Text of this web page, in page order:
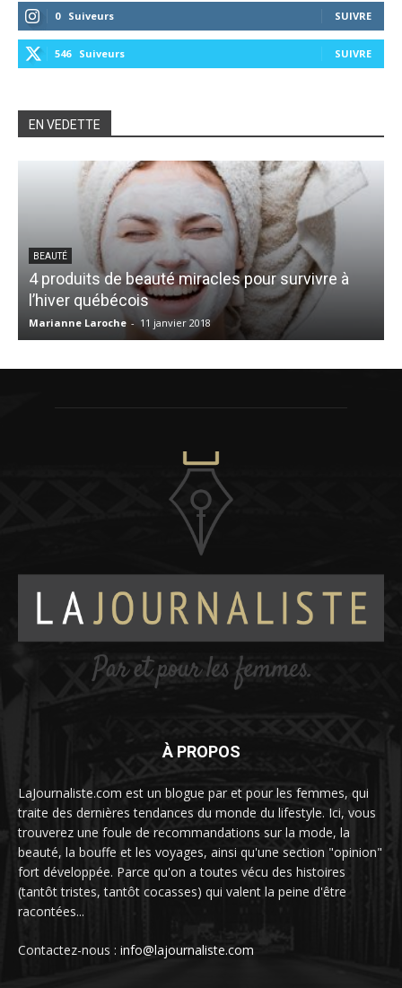
0 Suiveurs SUIVRE
546 Suiveurs SUIVRE
EN VEDETTE
BEAUTÉ
4 produits de beauté miracles pour survivre à
l’hiver québécois
Marianne Laroche - 11 janvier 2018
À PROPOS
LaJournaliste.com est un blogue par et pour les femmes, qui
traite des dernières tendances du monde du lifestyle. Ici, vous
trouverez une foule de recommandations sur la mode, la
beauté, la bouffe et les voyages, ainsi qu'une section "opinion"
fort développée. Parce qu'on a toutes vécu des histoires
(tantôt tristes, tantôt cocasses) qui valent la peine d'être
racontées...
Contactez-nous : info@lajournaliste.com